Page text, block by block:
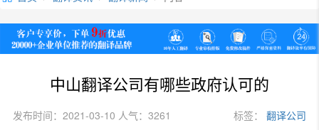
中山翻译公司有哪些政府认可的
发布时间：2021-03-10 人气：3261 标签： 翻译公司